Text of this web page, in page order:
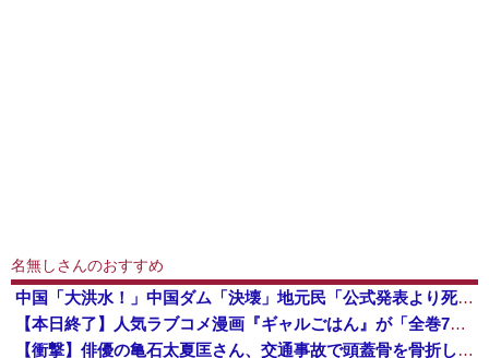
名無しさんのおすすめ
中国「大洪水！」中国ダム「決壊」地元民「公式発表より死者多い！」中国政府「住民拘束！（安否不明」中国当局「救助隊動画も削除」台風13号「三峡ダム接近中」→
【本日終了】人気ラブコメ漫画『ギャルごはん』が「全巻70％」オフ、『ジャンケットバンク』 『BUNGO―ブンゴ―』の「39％オフクーポン」激安セ...
【衝撃】俳優の亀石太夏匡さん、交通事故で頭蓋骨を骨折した結果・・・